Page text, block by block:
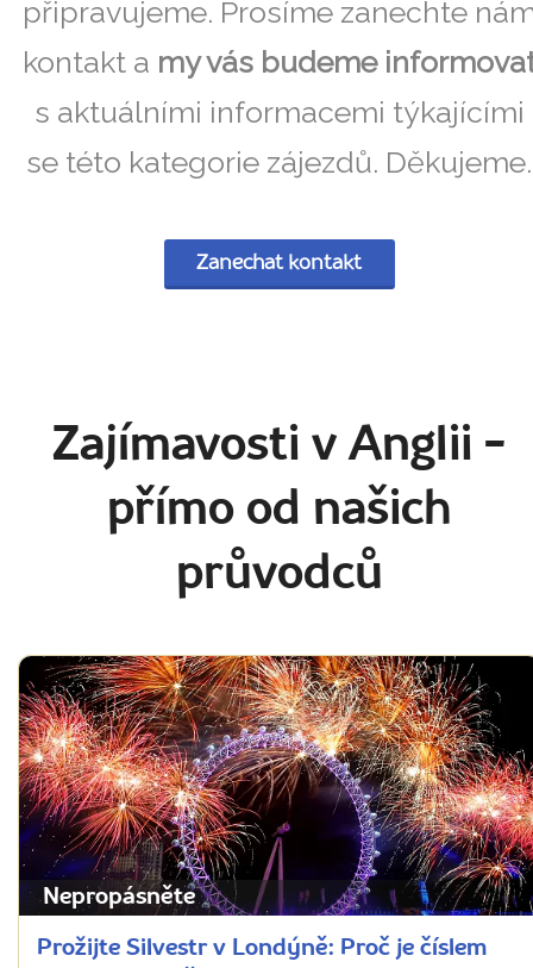
připravujeme. Prosíme zanechte
kontakt a my vás budeme
s aktuálními informacemi týkajícími
se této kategorie zájezdů. Děkujeme.
Zanechat kontakt
Zajímavosti v Anglii -
přímo od našich
průvodců
Nepropásněte
Prožijte Silvestr v Londýně: Proč je číslem